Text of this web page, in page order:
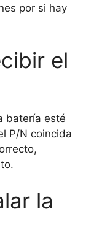
por si hay
el
batería esté
P/N coincida
la